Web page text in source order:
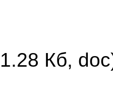
Кб,